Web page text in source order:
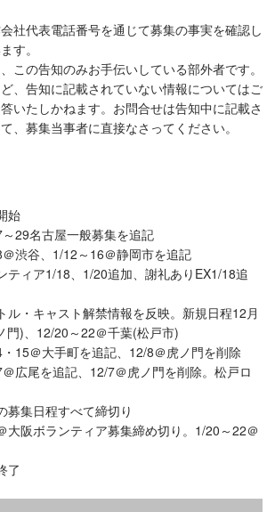
社代表電話番号を通じて募集の事実を確認し
す。
この告知のみお手伝いしている部外者です。
、告知に記載されていない情報についてはご
いたしかねます。お問合せは告知中に記載さ
、募集当事者に直接なさってください。
始
29名古屋一般募集を追記
渋谷、1/12～16＠静岡市を追記
ィア1/18、1/20追加、謝礼ありEX1/18追
・キャスト解禁情報を反映。新規日程12月
門)、12/20～22＠千葉(松戸市)
15＠大手町を追記、12/8＠虎ノ門を削除
広尾を追記、12/7＠虎ノ門を削除。松戸ロ
集日程すべて締切り
阪ボランティア募集締め切り。1/20～22＠
了